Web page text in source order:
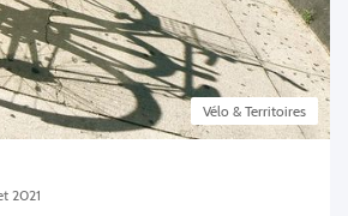
Vélo & Territoires
2021